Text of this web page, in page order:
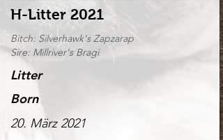
H-Litter 2021
Bitch: Silverhawk's Zapzarap
Sire: Millriver's Bragi
Litter
Born
20. März 2021